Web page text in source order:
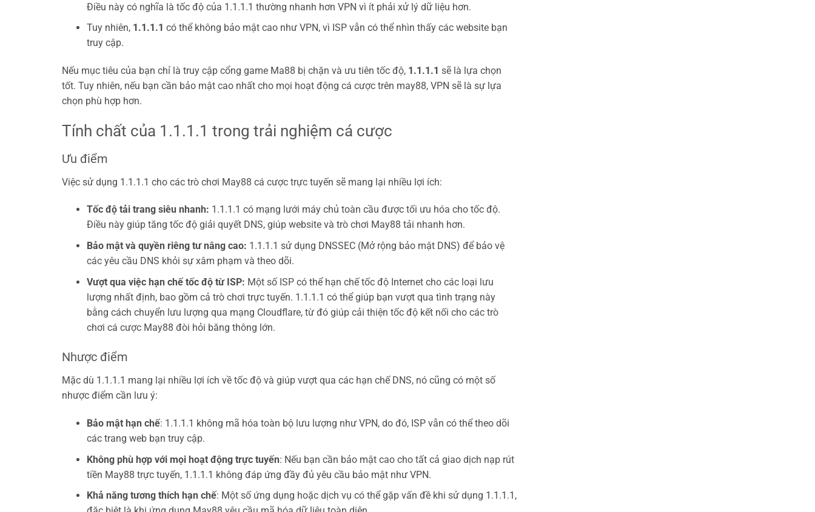
Điều này có nghĩa là tốc độ của 1.1.1.1 thường nhanh hơn VPN vì ít phải xử lý dữ liệu hơn.
Tuy nhiên, 1.1.1.1 có thể không bảo mật cao như VPN, vì ISP vẫn có thể nhìn thấy các website bạn
truy cập.
Nếu mục tiêu của bạn chỉ là truy cập cổng game Ma88 bị chặn và ưu tiên tốc độ, 1.1.1.1 sẽ là lựa chọn
tốt. Tuy nhiên, nếu bạn cần bảo mật cao nhất cho mọi hoạt động cá cược trên may88, VPN sẽ là sự lựa
chọn phù hợp hơn.
Tính chất của 1.1.1.1 trong trải nghiệm cá cược
Ưu điểm
Việc sử dụng 1.1.1.1 cho các trò chơi May88 cá cược trực tuyến sẽ mang lại nhiều lợi ích:
Tốc độ tải trang siêu nhanh: 1.1.1.1 có mạng lưới máy chủ toàn cầu được tối ưu hóa cho tốc độ.
Điều này giúp tăng tốc độ giải quyết DNS, giúp website và trò chơi May88 tải nhanh hơn.
Bảo mật và quyền riêng tư nâng cao: 1.1.1.1 sử dụng DNSSEC (Mở rộng bảo mật DNS) để bảo vệ
các yêu cầu DNS khỏi sự xâm phạm và theo dõi.
Vượt qua việc hạn chế tốc độ từ ISP: Một số ISP có thể hạn chế tốc độ Internet cho các loại lưu
lượng nhất định, bao gồm cả trò chơi trực tuyến. 1.1.1.1 có thể giúp bạn vượt qua tình trạng này
bằng cách chuyển lưu lượng qua mạng Cloudflare, từ đó giúp cải thiện tốc độ kết nối cho các trò
chơi cá cược May88 đòi hỏi băng thông lớn.
Nhược điểm
Mặc dù 1.1.1.1 mang lại nhiều lợi ích về tốc độ và giúp vượt qua các hạn chế DNS, nó cũng có một số
nhược điểm cần lưu ý:
Bảo mật hạn chế: 1.1.1.1 không mã hóa toàn bộ lưu lượng như VPN, do đó, ISP vẫn có thể theo dõi
các trang web bạn truy cập.
Không phù hợp với mọi hoạt động trực tuyến: Nếu bạn cần bảo mật cao cho tất cả giao dịch nạp rút
tiền May88 trực tuyến, 1.1.1.1 không đáp ứng đầy đủ yêu cầu bảo mật như VPN.
Khả năng tương thích hạn chế: Một số ứng dụng hoặc dịch vụ có thể gặp vấn đề khi sử dụng 1.1.1.1,